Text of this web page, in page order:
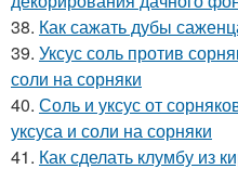
38. Как сажать дубы
39. Уксус соль против
соли на сорняки
40. Соль и уксус от
уксуса и соли на сорняки
41. Как сделать клумбу из